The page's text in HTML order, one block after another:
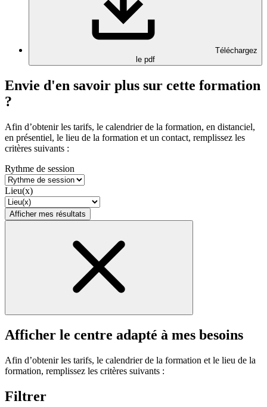
Téléchargez
le pdf
Envie d'en savoir plus sur cette formation
?
Afin d’obtenir les tarifs, le calendrier de la formation, en distanciel,
en présentiel, le lieu de la formation et un contact, remplissez les
critères suivants :
Rythme de session
Lieu(x)
Afficher mes résultats
Afficher le centre adapté à mes besoins
Afin d’obtenir les tarifs, le calendrier de la formation et le lieu de la
formation, remplissez les critères suivants :
Filtrer